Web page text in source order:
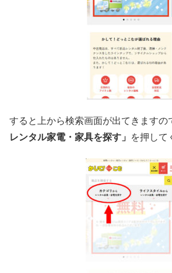
すると上から検索画面が出てきますの
レンタル家電・家具を探す」
を押して